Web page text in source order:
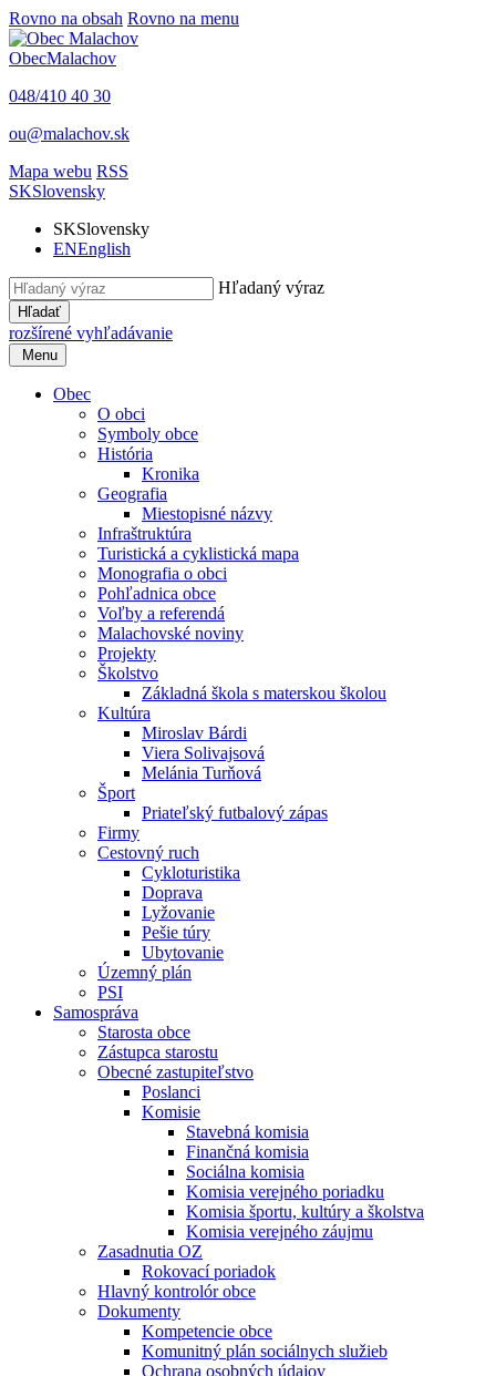
Rovno na obsah Rovno na menu
ObecMalachov
048/410 40 30
ou@malachov.sk
Mapa webu RSS
SKSlovensky
SKSlovensky
ENEnglish
Hľadaný výraz
Hľadať
rozšírené vyhľadávanie
Menu
Obec
O obci
Symboly obce
História
Kronika
Geografia
Miestopisné názvy
Infraštruktúra
Turistická a cyklistická mapa
Monografia o obci
Pohľadnica obce
Voľby a referendá
Malachovské noviny
Projekty
Školstvo
Základná škola s materskou školou
Kultúra
Miroslav Bárdi
Viera Solivajsová
Melánia Turňová
Šport
Priateľský futbalový zápas
Firmy
Cestovný ruch
Cykloturistika
Doprava
Lyžovanie
Pešie túry
Ubytovanie
Územný plán
PSI
Samospráva
Starosta obce
Zástupca starostu
Obecné zastupiteľstvo
Poslanci
Komisie
Stavebná komisia
Finančná komisia
Sociálna komisia
Komisia verejného poriadku
Komisia športu, kultúry a školstva
Komisia verejného záujmu
Zasadnutia OZ
Rokovací poriadok
Hlavný kontrolór obce
Dokumenty
Kompetencie obce
Komunitný plán sociálnych služieb
Ochrana osobných údajov